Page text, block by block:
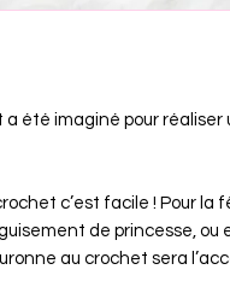
a été imaginé pour réaliser
c’est facile ! Pour la
de princesse, ou
au crochet sera